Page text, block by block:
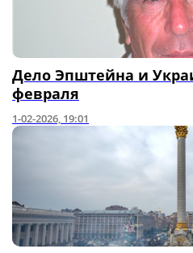
Дело Эпштейна и
февраля
1-02-2026, 19:01